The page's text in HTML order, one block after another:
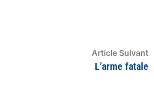
Article Suivant
L’arme fatale